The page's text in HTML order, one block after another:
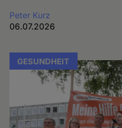
Peter Kurz
06.07.2026
GESUNDHEIT